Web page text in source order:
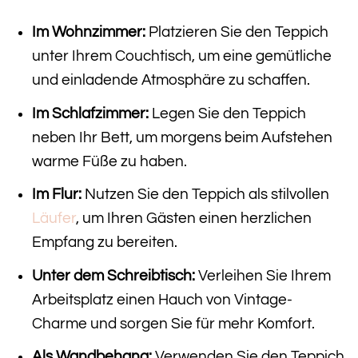
Im Wohnzimmer:Platzieren Sie den Teppich
unter Ihrem Couchtisch, um eine gemütliche
und einladende Atmosphäre zu schaffen.
Im Schlafzimmer:Legen Sie den Teppich
neben Ihr Bett, um morgens beim Aufstehen
warme Füße zu haben.
Im Flur:Nutzen Sie den Teppich als stilvollen
Läufer, um Ihren Gästen einen herzlichen
Empfang zu bereiten.
Unter dem Schreibtisch:Verleihen Sie Ihrem
Arbeitsplatz einen Hauch von Vintage-
Charme und sorgen Sie für mehr Komfort.